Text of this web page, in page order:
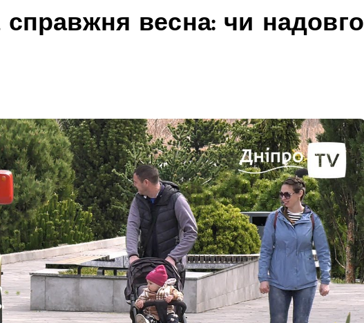
весна: чи надовго